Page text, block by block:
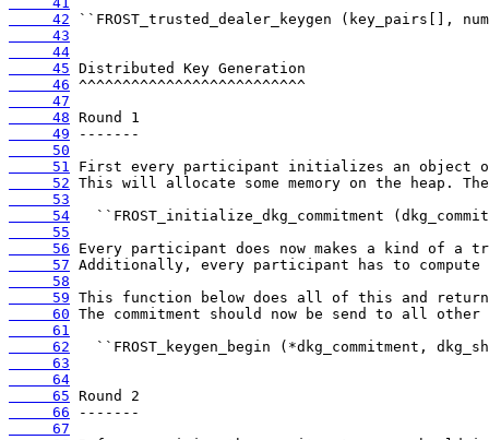
     42
     43
     44
     45
     46
     47
     48
     49
     50
     51
     52
     53
     54
     55
     56
     57
     58
     59
     60
     61
     62
     63
     64
     65
     66
     67